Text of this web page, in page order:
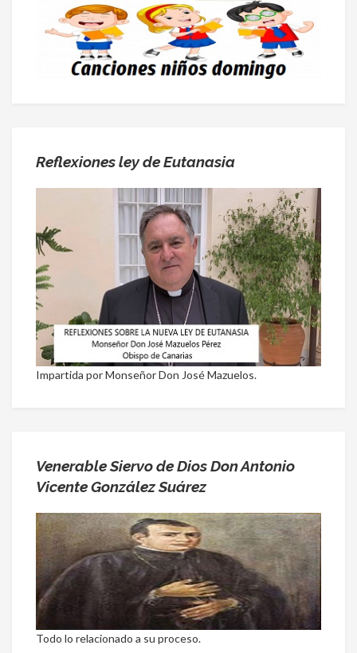
Reflexiones ley de Eutanasia
Impartida por Monseñor Don José Mazuelos.
Venerable Siervo de Dios Don Antonio
Vicente González Suárez
Todo lo relacionado a su proceso.